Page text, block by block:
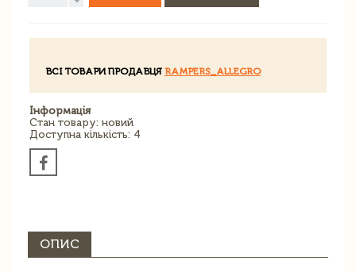
ВСІ ТОВАРИ ПРОДАВЦЯ RAMPERS_ALLEGRO
Інформація
Стан товару: новий
Доступна кількість: 4
ОПИС